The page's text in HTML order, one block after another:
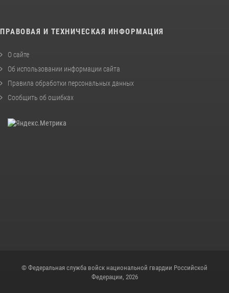
ПРАВОВАЯ И ТЕХНИЧЕСКАЯ ИНФОРМАЦИЯ
О сайте
Об использовании информации сайта
Правила обработки персональных данных
Сообщить об ошибках
© Федеральная служба войск национальной гвардии Российской
Федерации, 2026